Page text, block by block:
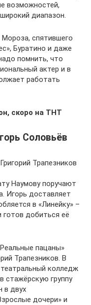
возможностей,
диапазон.
спятившего
Буратино и даже
помнить, что
актер и в
работать
скоро на ТНТ
Соловьёв
Трапезников
Наумову поручают
Игорь доставляет
в «Линейку» –
добиться её
пацаны»
Трапезников. В
колледж
стажёрскую группу
в двух
дочери» и